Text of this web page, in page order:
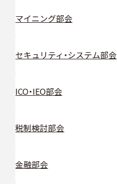
マイニング部会
セキュリティ・システム部会
ICO・IEO部会
税制検討部会
金融部会